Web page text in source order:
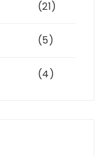
(21)
(5)
(4)